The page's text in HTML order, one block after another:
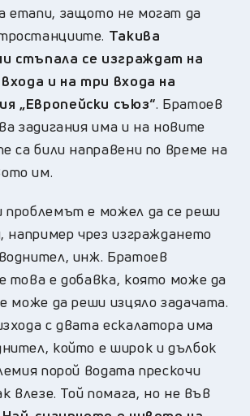
етапи, защото не могат да
Такива
стъпала се изграждат на
и на три входа на
„Европейски съюз“. Братоев
задигания има и на новите
са били направени по време на
им.
проблемът е можел да се реши
например чрез изграждането
инж. Братоев
това е добавка, която може да
може да реши изцяло задачата.
с двата ескалатора има
който е широк и дълбок
порой водата прескочи
влезе. Той помага, но не във